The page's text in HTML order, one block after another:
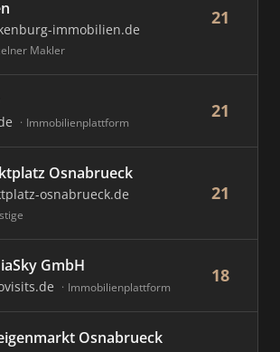
immobilien.de
Makler
21
Immobilienplattform
21
Osnabrueck
osnabrueck.de 21
GmbH
Immobilienplattform
18
Osnabrueck